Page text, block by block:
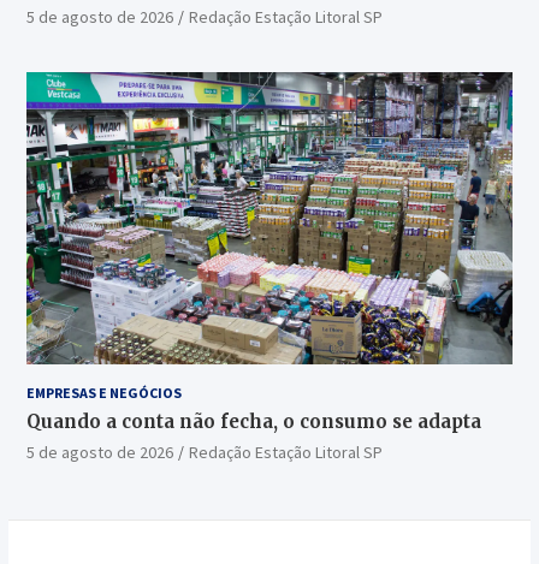
5 de agosto de 2026 Redação Estação Litoral SP
EMPRESAS E NEGÓCIOS
Quando a conta não fecha, o consumo se adapta
5 de agosto de 2026 Redação Estação Litoral SP